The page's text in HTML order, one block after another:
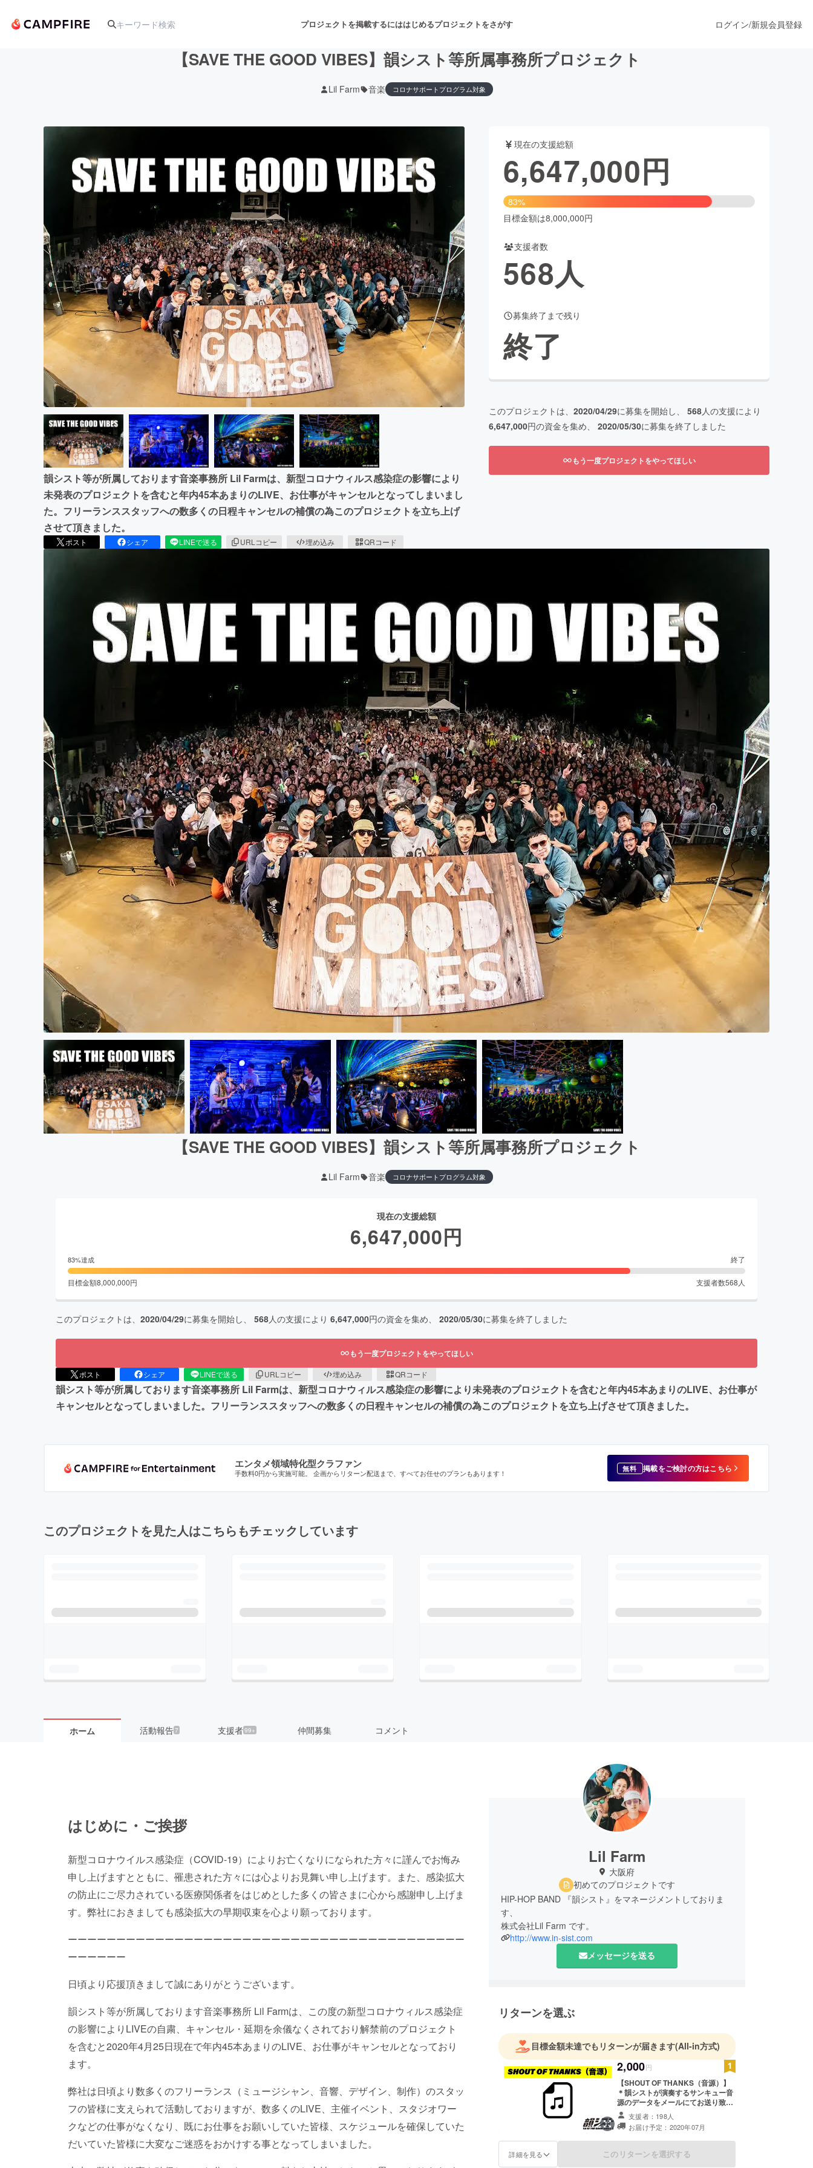
プロジェクトを掲載するにははじめるプロジェクトをさがす
舞台・パフォーマンス
テクノロジー・ガジェット ゲーム・サービス開発 フード・飲食店 ファッション
映像・映画 書籍・雑誌出版 アニメ・漫画
ビジネス・起業 チャレンジ ビューティー・ヘルスケア
まちづくり・地域活性化
CAMPFIRE for Social GoodCAMPFIRE Creation
CAMPFIREふるさと納税 machi-yaコミュニティ
ログイン/新規会員登録
【SAVE THE GOOD VIBES】韻シスト等所属事務所プロジェクト
Lil Farm 音楽 コロナサポートプログラム対象
韻シスト等が所属しております音楽事務所 Lil Farmは、新型コロナウィルス感染症の影響により
未発表のプロジェクトを含むと年内45本あまりのLIVE、お仕事がキャンセルとなってしまいまし
た。フリーランススタッフへの数多くの日程キャンセルの補償の為このプロジェクトを立ち上げ
させて頂きました。
ポスト シェア LINEで送る URLコピー 埋め込み QRコード
現在の支援総額
6,647,000円
83%
目標金額は8,000,000円
支援者数
568人
募集終了まで残り
終了
このプロジェクトは、 2020/04/29に募集を開始し、 568人の支援により
6,647,000円の資金を集め、 2020/05/30に募集を終了しました
もう一度プロジェクトをやってほしい
【SAVE THE GOOD VIBES】韻シスト等所属事務所プロジェクト
Lil Farm 音楽 コロナサポートプログラム対象
現在の支援総額
6,647,000円
83%達成 終了
目標金額8,000,000円 支援者数568 人
このプロジェクトは、 2020/04/29に募集を開始し、 568人の支援により 6,647,000円の資金を集め、 2020/05/30に募集を終了しました
もう一度プロジェクトをやってほしい
ポスト シェア LINEで送る URLコピー 埋め込み QRコード
韻シスト等が所属しております音楽事務所 Lil Farmは、新型コロナウィルス感染症の影響により未発表のプロジェクトを含むと年内45本あまりのLIVE、お仕事が
キャンセルとなってしまいました。フリーランススタッフへの数多くの日程キャンセルの補償の為このプロジェクトを立ち上げさせて頂きました。
エンタメ領域特化型クラファン
手数料0円から実施可能。 企画からリターン配送まで、すべてお任せのプランもあります！ 無料 掲載をご検討の方はこちら
このプロジェクトを見た人はこちらもチェックしています
ホーム 活動報告7 支援者99+ 仲間募集 コメント
はじめに・ご挨拶
新型コロナウイルス感染症（COVID-19）によりお亡くなりになられた方々に謹んでお悔み
申し上げますとともに、罹患された方々には心よりお見舞い申し上げます。また、感染拡大
の防止にご尽力されている医療関係者をはじめとした多くの皆さまに心から感謝申し上げま
す。弊社におきましても感染拡大の早期収束を心より願っております。
ーーーーーーーーーーーーーーーーーーーーーーーーーーーーーーーーーーーーーーーーー
ーーーーーー
日頃より応援頂きまして誠にありがとうございます。
韻シスト等が所属しております音楽事務所 Lil Farmは、この度の新型コロナウィルス感染症
の影響によりLIVEの自粛、キャンセル・延期を余儀なくされており解禁前のプロジェクト
を含むと2020年4月25日現在で年内45本あまりのLIVE、お仕事がキャンセルとなっており
ます。
弊社は日頃より数多くのフリーランス（ミュージシャン、音響、デザイン、制作）のスタッ
フの皆様に支えられて活動しておりますが、数多くのLIVE、主催イベント、スタジオワー
クなどの仕事がなくなり、既にお仕事をお願いしていた皆様、スケジュールを確保していた
だいていた皆様に大変なご迷惑をおかけする事となってしまいました。
Lil Farm
大阪府
初めてのプロジェクトです
HIP-HOP BAND 『韻シスト』をマネージメントしておりま
す、
株式会社Lil Farm です。
http://www.in-sist.com
メッセージを送る
リターンを選ぶ
目標金額未達でもリターンが届きます(All-in方式)
2,000円
【SHOUT OF THANKS（音源）】
＊韻シストが演奏するサンキュー音
源のデータをメールにてお送り致し
ます。支援者：198人
お届け予定：2020年07月
詳細を見る このリターンを選択する